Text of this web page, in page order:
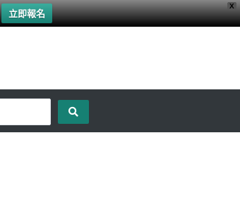
X
立即報名